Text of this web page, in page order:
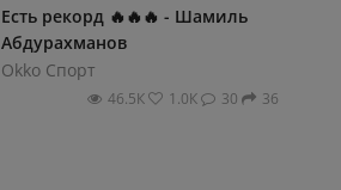
Есть рекорд 🔥🔥🔥 - Шамиль
Абдурахманов
Okko Спорт
46.5К 1.0К 30 36